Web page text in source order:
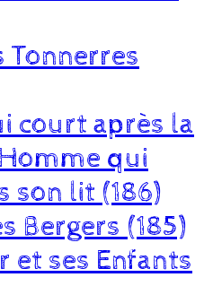
Tonnerres
court après la
qui
son lit (186)
Bergers (185)
et ses Enfants